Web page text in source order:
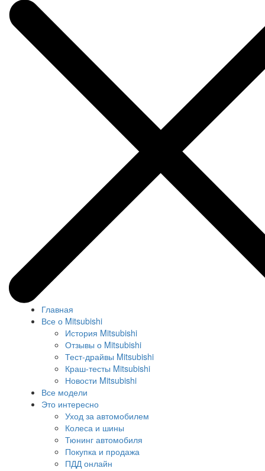
Главная
Все о Mitsubishi
История Mitsubishi
Отзывы о Mitsubishi
Тест-драйвы Mitsubishi
Краш-тесты Mitsubishi
Новости Mitsubishi
Все модели
Это интересно
Уход за автомобилем
Колеса и шины
Тюнинг автомобиля
Покупка и продажа
ПДД онлайн